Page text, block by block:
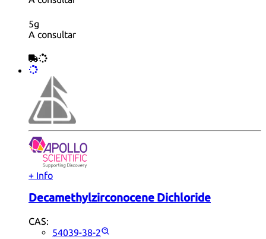
5g
A consultar
+ Info
Decamethylzirconocene Dichloride
CAS:
54039-38-2